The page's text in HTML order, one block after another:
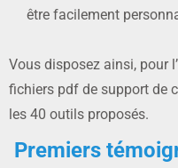
être facilement
Vous disposez ainsi, pour
fichiers pdf de support de
les 40 outils proposés.
Premiers